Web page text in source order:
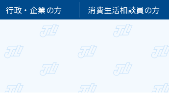
行政・企業の方 消費生活相談員の方